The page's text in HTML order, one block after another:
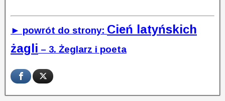
► powrót do strony: Cień latyńskich
żagli – 3. Żeglarz i poeta